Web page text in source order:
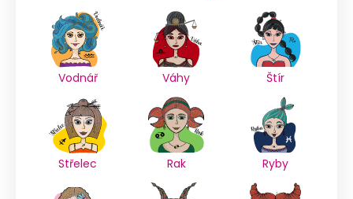
Vodnář Váhy Štír
Střelec Rak Ryby